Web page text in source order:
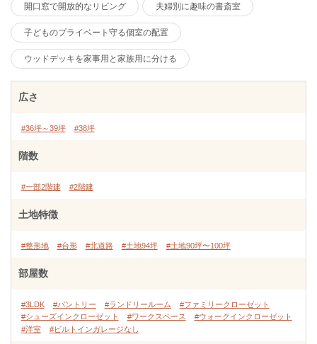
開口窓で開放的なリビング 夫婦別に趣味の書斎室
子どものプライベート守る個室の配置
ウッドデッキを家事用と家族用に分ける
広さ
#36坪～39坪 #38坪
階数
#一部2階建 #2階建
土地特徴
#整形地 #台形 #北道路 #土地94坪 #土地90坪〜100坪
部屋数
#3LDK #パントリー #ランドリールーム
#ファミリークローゼット
#シューズインクローゼット
#ワークスペース
#ウォークインクローゼット
#洋室
#ビルトインガレージなし